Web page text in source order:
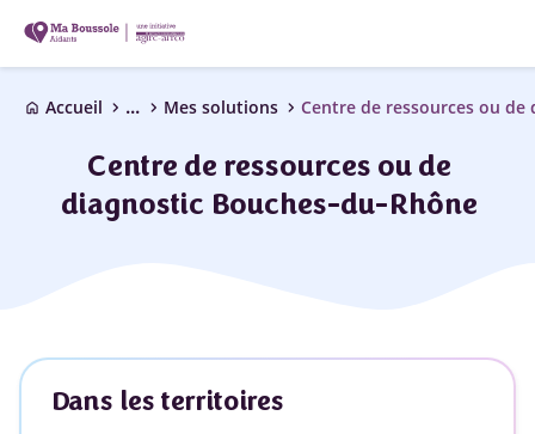
home Accueil chevron_right ... chevron_right Mes solutions chevron_right Centre de ressources ou de
Centre de ressources ou de
diagnostic Bouches-du-Rhône
Dans les territoires